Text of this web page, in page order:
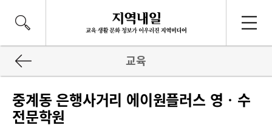
교육
중계동 은행사거리 에이원플러스 영‧수
전문학원